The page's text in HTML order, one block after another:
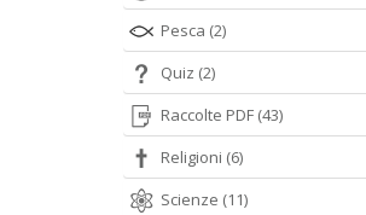
Pesca (2)
Quiz (2)
Raccolte PDF (43)
Religioni (6)
Scienze (11)